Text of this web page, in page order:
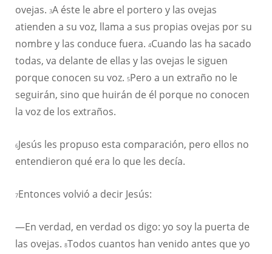
ovejas. 3A éste le abre el portero y las ovejas
atienden a su voz, llama a sus propias ovejas por su
nombre y las conduce fuera. 4Cuando las ha sacado
todas, va delante de ellas y las ovejas le siguen
porque conocen su voz. 5Pero a un extraño no le
seguirán, sino que huirán de él porque no conocen
la voz de los extraños.
6Jesús les propuso esta comparación, pero ellos no
entendieron qué era lo que les decía.
7Entonces volvió a decir Jesús:
—En verdad, en verdad os digo: yo soy la puerta de
las ovejas. 8Todos cuantos han venido antes que yo